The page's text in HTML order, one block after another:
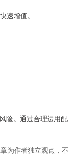
速增值。
险。通过合理运用
为作者独立观点，